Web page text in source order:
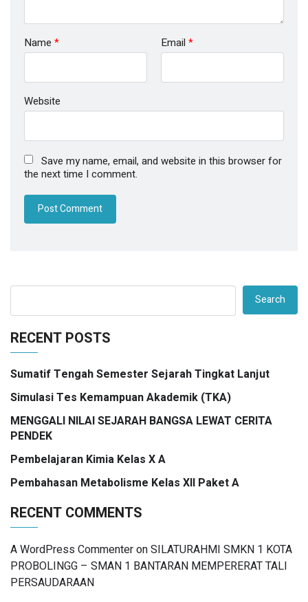
Name * Email *
Website
Save my name, email, and website in this browser for
the next time I comment.
Search
RECENT POSTS
Sumatif Tengah Semester Sejarah Tingkat Lanjut
Simulasi Tes Kemampuan Akademik (TKA)
MENGGALI NILAI SEJARAH BANGSA LEWAT CERITA
PENDEK
Pembelajaran Kimia Kelas X A
Pembahasan Metabolisme Kelas XII Paket A
RECENT COMMENTS
A WordPress CommenteronSILATURAHMI SMKN 1 KOTA
PROBOLINGG – SMAN 1 BANTARAN MEMPERERAT TALI
PERSAUDARAAN